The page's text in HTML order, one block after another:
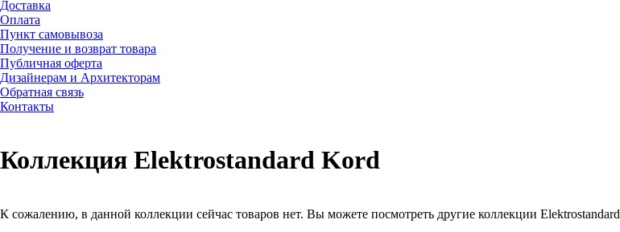
Доставка
Оплата
Пункт самовывоза
Получение и возврат товара
Публичная оферта
Дизайнерам и Архитекторам
Обратная связь
Контакты
Коллекция Elektrostandard Kord
К сожалению, в данной коллекции сейчас товаров нет. Вы можете посмотреть другие коллекции Elektrostandard